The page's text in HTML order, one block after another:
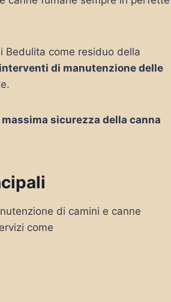
Bedulita come residuo della
interventi di manutenzione delle
massima sicurezza della canna
di camini e canne
come